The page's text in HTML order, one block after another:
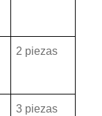
2 piezas
3 piezas